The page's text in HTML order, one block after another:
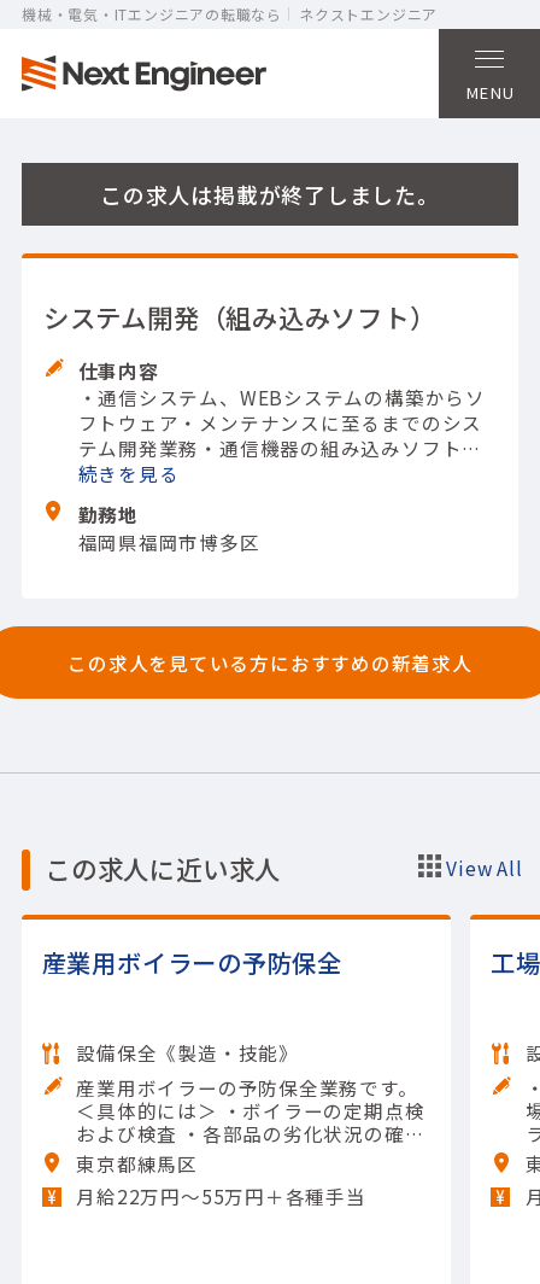
機械・電気・ITエンジニアの転職なら ネクストエンジニア
MENU
この求人は掲載が終了しました。
システム開発（組み込みソフト）
仕事内容
・通信システム、WEBシステムの構築からソ
フトウェア・メンテナンスに至るまでのシス
テム開発業務 ・通信機器の組み込みソフトウ
ェア開発【担当製品】(システム開発)通信関
言語; C++; C#; Java; VB; Oracle
続きを
勤務地
福岡県福岡市博多区
この求人を見ている方におすすめの新着求人
この求人に近い求人 View All
産業用ボイラーの予防保全
設備保全《製造・技能》
産業用ボイラーの予防保全業務です。
＜具体的には＞ ・ボイラーの定期点検
および検査 ・各部品の劣化状況の確認
・清掃作業およびスケール除去 ・運転
データの分析および報告 ・保守計画の
策定および実施 【担当製品】(機械)水
東京都練馬区
月給22万円〜55万円＋各種手当
工